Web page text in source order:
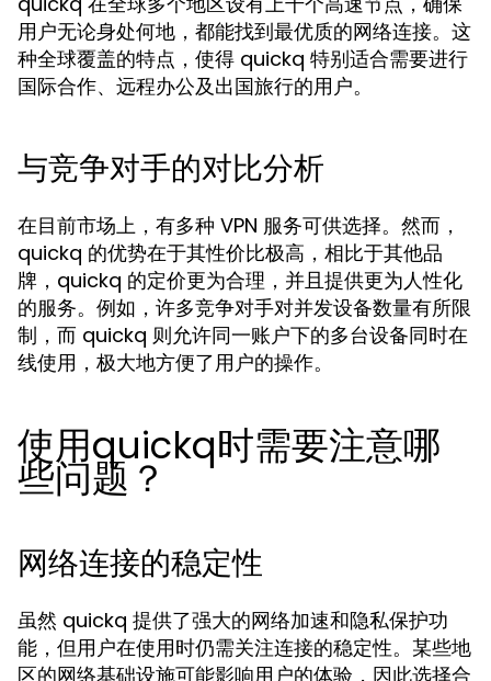
用户无论身处何地，都能找到最优质的网络连接。这
种全球覆盖的特点，使得 quickq 特别适合需要进行
国际合作、远程办公及出国旅行的用户。
与竞争对手的对比分析
在目前市场上，有多种 VPN 服务可供选择。然而，
quickq 的优势在于其性价比极高，相比于其他品
牌，quickq 的定价更为合理，并且提供更为人性化
的服务。例如，许多竞争对手对并发设备数量有所限
制，而 quickq 则允许同一账户下的多台设备同时在
线使用，极大地方便了用户的操作。
使用quickq时需要注意哪
些问题？
网络连接的稳定性
虽然 quickq 提供了强大的网络加速和隐私保护功
能，但用户在使用时仍需关注连接的稳定性。某些地
区的网络基础设施可能影响用户的体验，因此选择合